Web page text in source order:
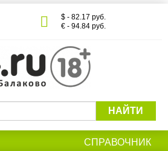
$ - 82.17 руб.
€ - 94.84 руб.
НАЙТИ
СПРАВОЧНИК